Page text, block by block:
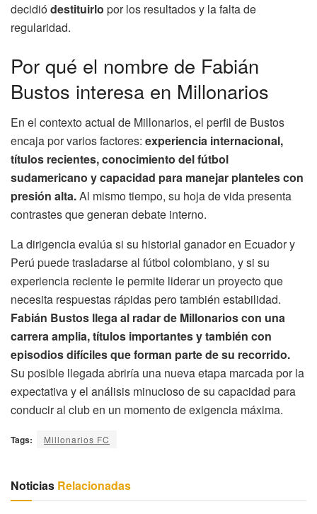
decidiódestituirlo por los resultados y la falta de
regularidad.
Por qué el nombre de Fabián
Bustos interesa en Millonarios
En el contexto actual de Millonarios, el perfil de Bustos
encaja por varios factores: experiencia internacional,
títulos recientes, conocimiento del fútbol
sudamericano y capacidad para manejar planteles con
presión alta.Al mismo tiempo, su hoja de vida presenta
contrastes que generan debate interno.
La dirigencia evalúa si su historial ganador en Ecuador y
Perú puede trasladarse al fútbol colombiano, y si su
experiencia reciente le permite liderar un proyecto que
necesita respuestas rápidas pero también estabilidad.
Fabián Bustos llega al radar de Millonarios con una
carrera amplia, títulos importantes y también con
episodios difíciles que forman parte de su recorrido.
Su posible llegada abriría una nueva etapa marcada por la
expectativa y el análisis minucioso de su capacidad para
conducir al club en un momento de exigencia máxima.
Tags: Millonarios FC
Noticias Relacionadas